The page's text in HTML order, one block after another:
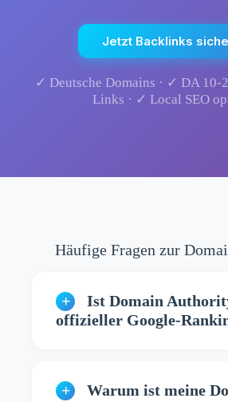
Jetzt Backlinks
✓ Deutsche Domains · ✓ DA 10-
Links · ✓ Local SEO
Häufige Fragen zur
Ist Domain
offizieller Google-
Warum ist meine